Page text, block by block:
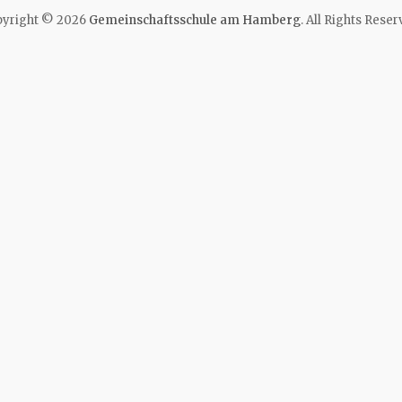
© 2026 Gemeinschaftsschule am Hamberg. All Rights